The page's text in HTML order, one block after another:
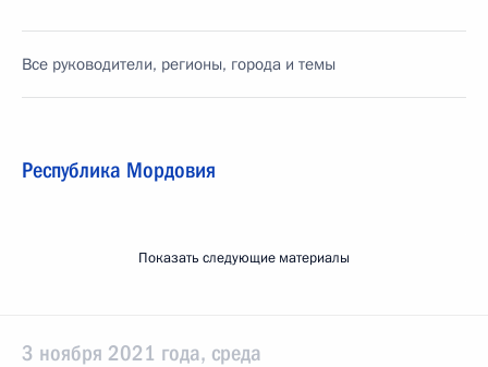
Все руководители, регионы, города и темы
Республика Мордовия
Показать следующие материалы
3 ноября 2021 года, среда